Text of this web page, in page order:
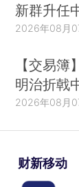
新群升任
2026年08月
【交易
明治折戟
2026年08月
财新移动